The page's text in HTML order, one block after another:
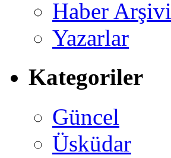
Haber Arşivi
Yazarlar
Kategoriler
Güncel
Üsküdar